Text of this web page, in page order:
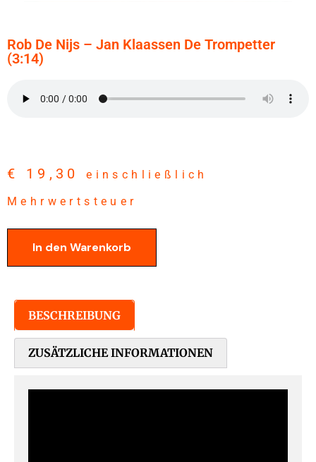
Rob De Nijs – Jan Klaassen De Trompetter
(3:14)
€ 19,30
einschließlich
Mehrwertsteuer
In den Warenkorb
BESCHREIBUNG
ZUSÄTZLICHE INFORMATIONEN